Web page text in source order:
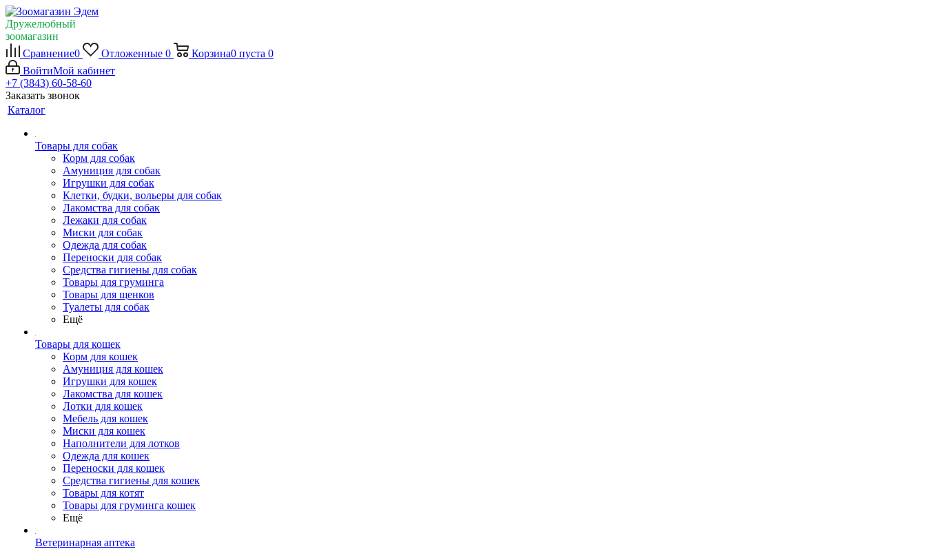
Дружелюбный
зоомагазин
Сравнение0 Отложенные 0 Корзина0 пуста 0
ВойтиМой кабинет
+7 (3843) 60-58-60
Заказать звонок
Каталог
Товары для собак
Корм для собак
Амуниция для собак
Игрушки для собак
Клетки, будки, вольеры для собак
Лакомства для собак
Лежаки для собак
Миски для собак
Одежда для собак
Переноски для собак
Средства гигиены для собак
Товары для груминга
Товары для щенков
Туалеты для собак
Ещё
Товары для кошек
Корм для кошек
Амуниция для кошек
Игрушки для кошек
Лакомства для кошек
Лотки для кошек
Мебель для кошек
Миски для кошек
Наполнители для лотков
Одежда для кошек
Переноски для кошек
Средства гигиены для кошек
Товары для котят
Товары для груминга кошек
Ещё
Ветеринарная аптека